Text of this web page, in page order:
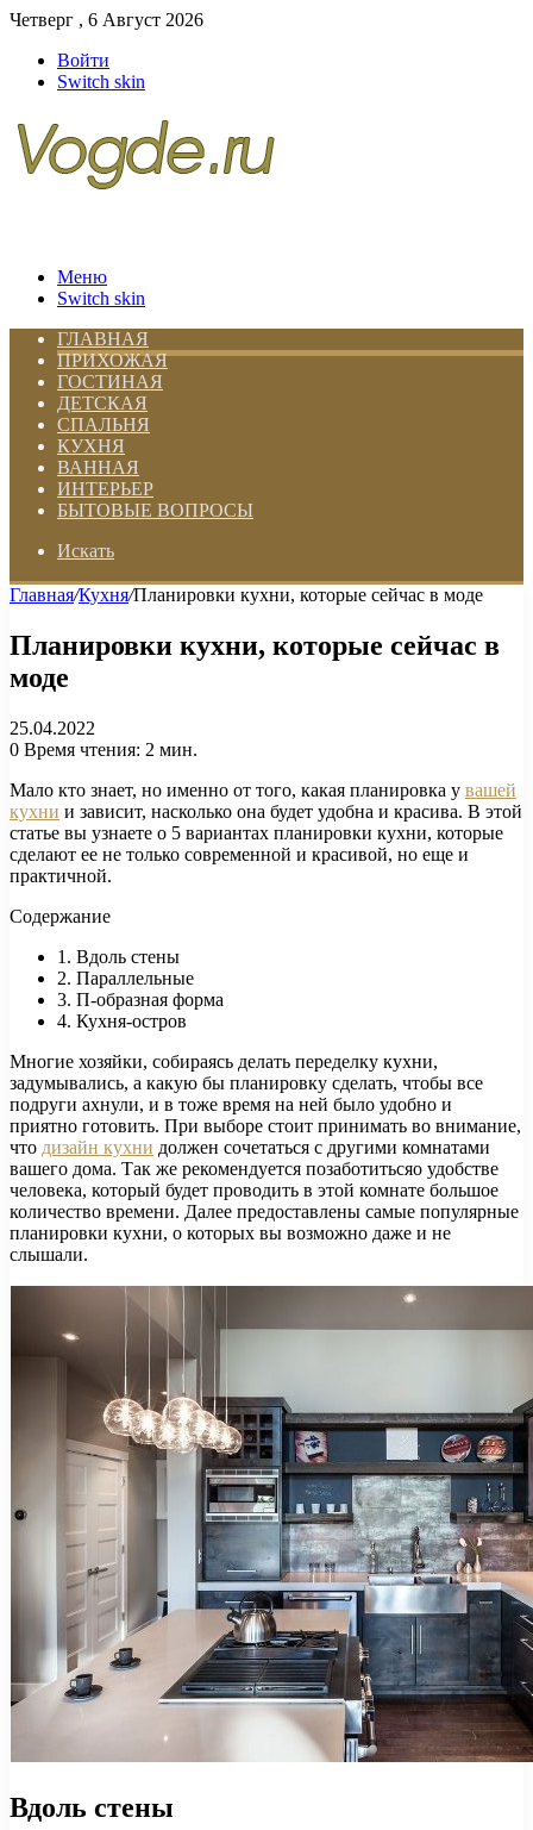
Четверг , 6 Август 2026
Войти
Switch skin
Меню
Switch skin
ГЛАВНАЯ
ПРИХОЖАЯ
ГОСТИНАЯ
ДЕТСКАЯ
СПАЛЬНЯ
КУХНЯ
ВАННАЯ
ИНТЕРЬЕР
БЫТОВЫЕ ВОПРОСЫ
Искать
Главная/Кухня/Планировки кухни, которые сейчас в моде
Планировки кухни, которые сейчас в
моде
25.04.2022
0 Время чтения: 2 мин.
Мало кто знает, но именно от того, какая планировка у вашей
кухни и зависит, насколько она будет удобна и красива. В этой
статье вы узнаете о 5 вариантах планировки кухни, которые
сделают ее не только современной и красивой, но еще и
практичной.
Содержание
1. Вдоль стены
2. Параллельные
3. П-образная форма
4. Кухня-остров
Многие хозяйки, собираясь делать переделку кухни,
задумывались, а какую бы планировку сделать, чтобы все
подруги ахнули, и в тоже время на ней было удобно и
приятно готовить. При выборе стоит принимать во внимание,
что дизайн кухни должен сочетаться с другими комнатами
вашего дома. Так же рекомендуется позаботитьсяо удобстве
человека, который будет проводить в этой комнате большое
количество времени. Далее предоставлены самые популярные
планировки кухни, о которых вы возможно даже и не
слышали.
Вдоль стены